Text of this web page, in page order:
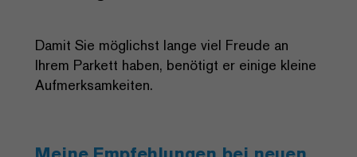
Damit Sie möglichst lange viel Freude an
Ihrem Parkett haben, benötigt er einige kleine
Aufmerksamkeiten.